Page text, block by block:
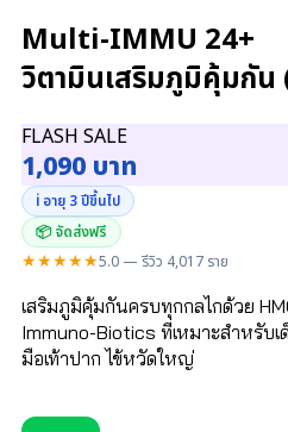
Multi-IMMU 24+
วิตามินเสริมภูมิคุ้มกัน
FLASH SALE
1,090 บาท
ℹ️ อายุ 3 ปีขึ้นไป
📦 จัดส่งฟรี
★★★★★5.0 — รีวิว 4,017 ราย
เสริมภูมิคุ้มกันครบทุกกลไกด้วย
Immuno-Biotics ที่เหมาะสำหรับ
มือเท้าปาก ไข้หวัดใหญ่